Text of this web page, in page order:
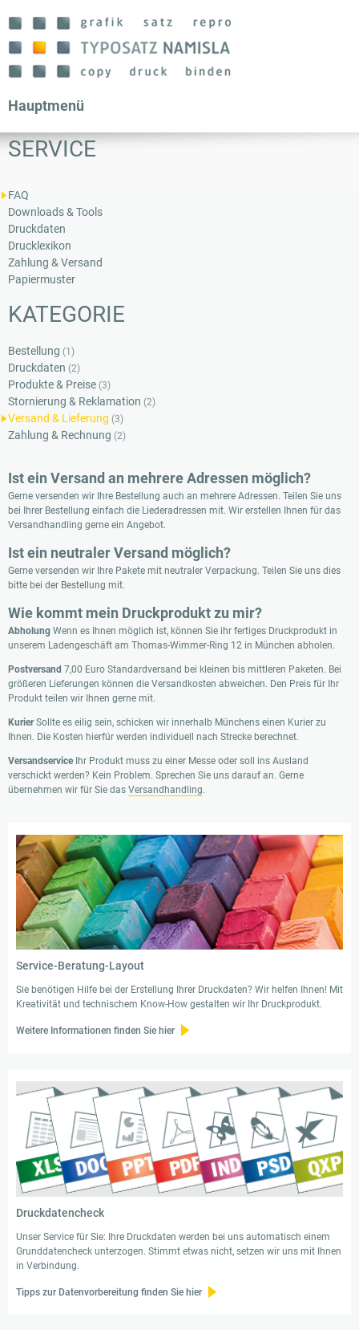
zum
Inhalt
Hauptmenü
SERVICE
FAQ
Downloads & Tools
Druckdaten
Drucklexikon
Zahlung & Versand
Papiermuster
KATEGORIE
Bestellung (1)
Druckdaten (2)
Produkte & Preise (3)
Stornierung & Reklamation (2)
Versand & Lieferung (3)
Zahlung & Rechnung (2)
Ist ein Versand an mehrere Adressen möglich?
Gerne versenden wir Ihre Bestellung auch an mehrere Adressen. Teilen Sie uns
bei Ihrer Bestellung einfach die Liederadressen mit. Wir erstellen Ihnen für das
Versandhandling gerne ein Angebot.
Ist ein neutraler Versand möglich?
Gerne versenden wir Ihre Pakete mit neutraler Verpackung. Teilen Sie uns dies
bitte bei der Bestellung mit.
Wie kommt mein Druckprodukt zu mir?
Abholung Wenn es Ihnen möglich ist, können Sie ihr fertiges Druckprodukt in
unserem Ladengeschäft am Thomas-Wimmer-Ring 12 in München abholen.
Postversand 7,00 Euro Standardversand bei kleinen bis mittleren Paketen. Bei
größeren Lieferungen können die Versandkosten abweichen. Den Preis für Ihr
Produkt teilen wir Ihnen gerne mit.
KurierSollte es eilig sein, schicken wir innerhalb Münchens einen Kurier zu
Ihnen. Die Kosten hierfür werden individuell nach Strecke berechnet.
VersandserviceIhr Produkt muss zu einer Messe oder soll ins Ausland
verschickt werden? Kein Problem. Sprechen Sie uns darauf an. Gerne
übernehmen wir für Sie das Versandhandling.
Service-Beratung-Layout
Sie benötigen Hilfe bei der Erstellung Ihrer Druckdaten? Wir helfen Ihnen! Mit
Kreativität und technischem Know-How gestalten wir Ihr Druckprodukt.
Weitere Informationen finden Sie hier
Druckdatencheck
Unser Service für Sie: Ihre Druckdaten werden bei uns automatisch einem
Grunddatencheck unterzogen. Stimmt etwas nicht, setzen wir uns mit Ihnen
in Verbindung.
Tipps zur Datenvorbereitung finden Sie hier